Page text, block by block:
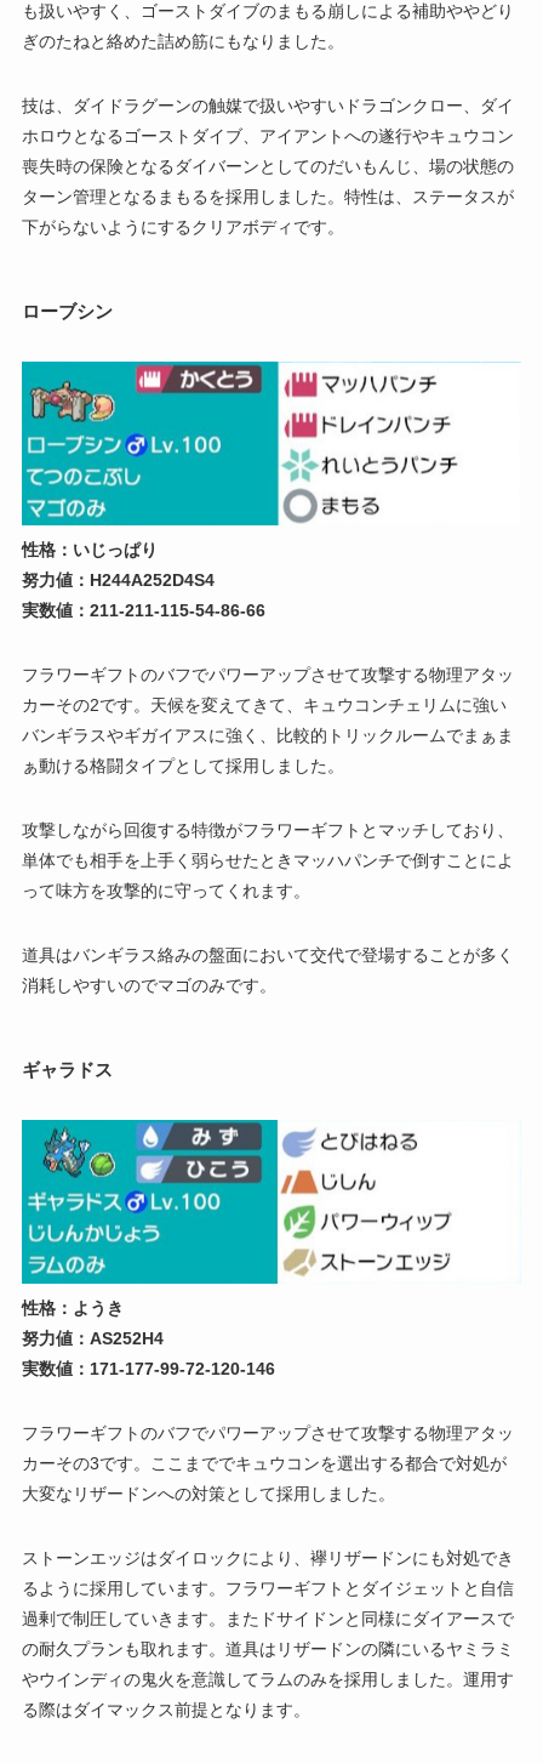
も扱いやすく、ゴーストダイブのまもる崩しによる補助ややどり
ぎのたねと絡めた詰め筋にもなりました。
技は、ダイドラグーンの触媒で扱いやすいドラゴンクロー、ダイ
ホロウとなるゴーストダイブ、アイアントへの遂行やキュウコン
喪失時の保険となるダイバーンとしてのだいもんじ、場の状態の
ターン管理となるまもるを採用しました。特性は、ステータスが
下がらないようにするクリアボディです。
ローブシン
性格：いじっぱり
努力値：H244A252D4S4
実数値：211-211-115-54-86-66
フラワーギフトのバフでパワーアップさせて攻撃する物理アタッ
カーその2です。天候を変えてきて、キュウコンチェリムに強い
バンギラスやギガイアスに強く、比較的トリックルームでまぁま
ぁ動ける格闘タイプとして採用しました。
攻撃しながら回復する特徴がフラワーギフトとマッチしており、
単体でも相手を上手く弱らせたときマッハパンチで倒すことによ
って味方を攻撃的に守ってくれます。
道具はバンギラス絡みの盤面において交代で登場することが多く
消耗しやすいのでマゴのみです。
ギャラドス
性格：ようき
努力値：AS252H4
実数値：171-177-99-72-120-146
フラワーギフトのバフでパワーアップさせて攻撃する物理アタッ
カーその3です。ここまででキュウコンを選出する都合で対処が
大変なリザードンへの対策として採用しました。
ストーンエッジはダイロックにより、襷リザードンにも対処でき
るように採用しています。フラワーギフトとダイジェットと自信
過剰で制圧していきます。またドサイドンと同様にダイアースで
の耐久プランも取れます。道具はリザードンの隣にいるヤミラミ
やウインディの鬼火を意識してラムのみを採用しました。運用す
る際はダイマックス前提となります。